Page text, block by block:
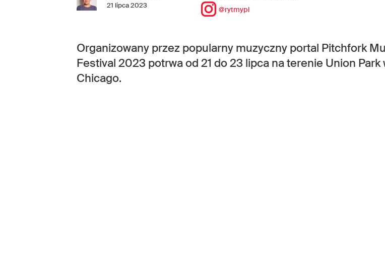
21 lipca 2023
@rytmypl
Organizowany przez popularny muzyczny portal Pitchfork
Festival 2023 potrwa od 21 do 23 lipca na terenie Union Park
Chicago.